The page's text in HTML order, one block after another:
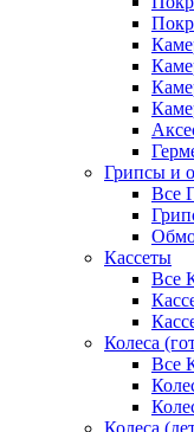
Грипсы и
Все
Кассеты
Все
Колеса
Все
Колеса